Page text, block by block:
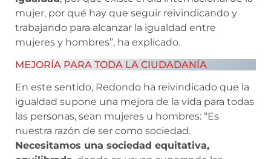
mujer, por qué hay que seguir reivindicando y
trabajando para alcanzar la igualdad entre
mujeres y hombres”, ha explicado.
MEJORÍA PARA TODA LA CIUDADANÍA
En este sentido, Redondo ha reivindicado que la
igualdad supone una mejora de la vida para todas
las personas, sean mujeres u hombres: “Es
nuestra razón de ser como sociedad.
Necesitamos una sociedad equitativa,